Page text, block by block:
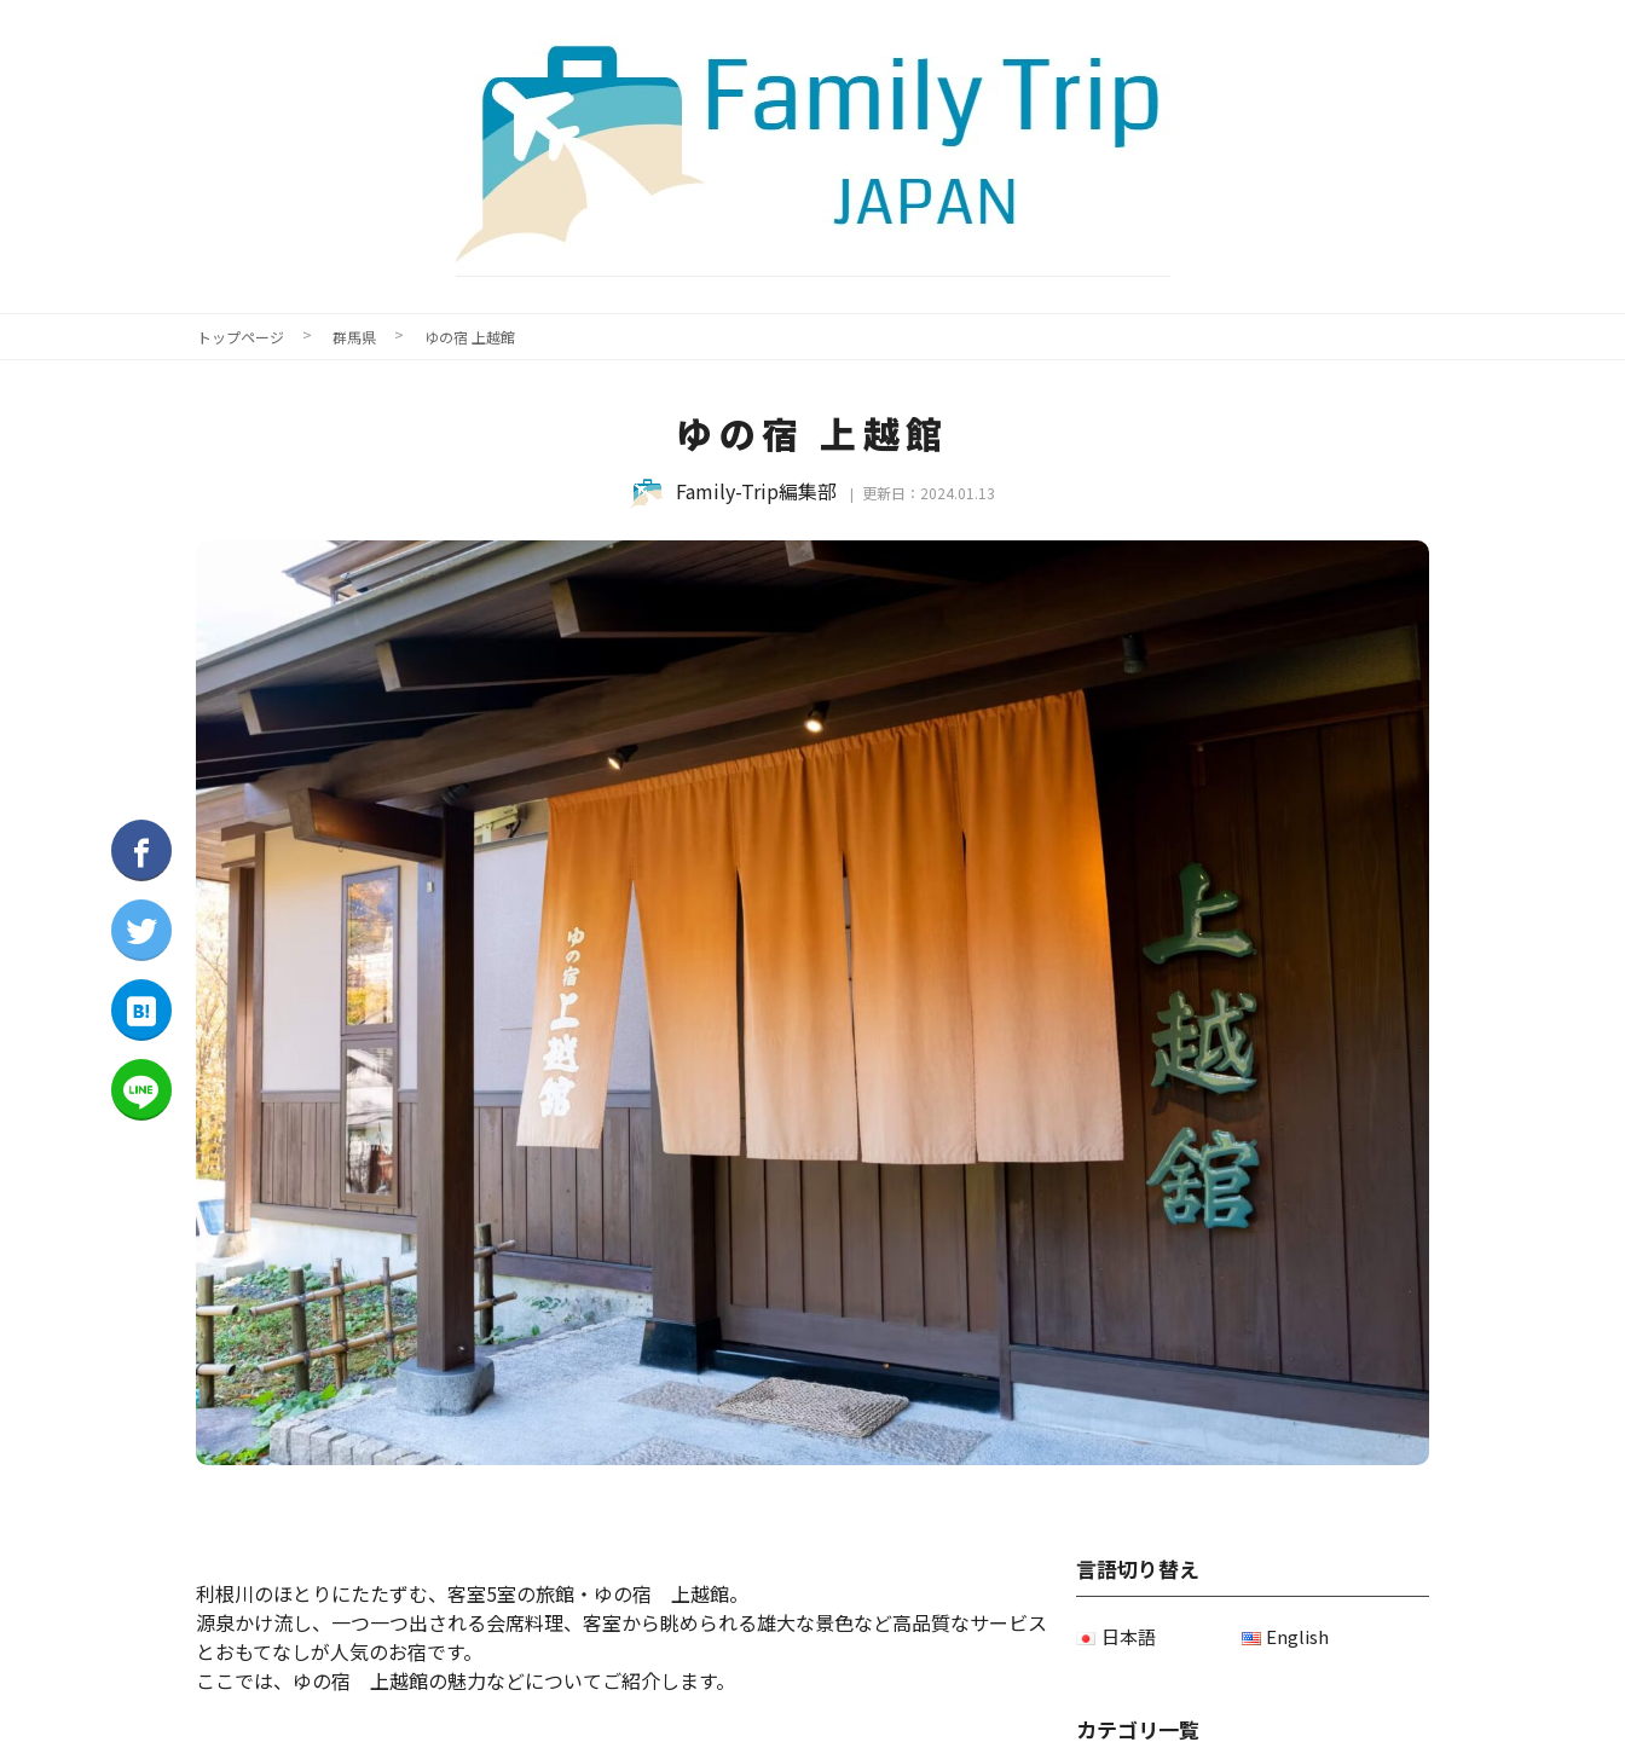
トップページ 群馬県 ゆの宿 上越館
ゆの宿 上越館
Family-Trip編集部 更新日：2024.01.13
利根川のほとりにたたずむ、客室5室の旅館・ゆの宿 上越館。
源泉かけ流し、一つ一つ出される会席料理、客室から眺められる雄大な景色など高品質なサービス
とおもてなしが人気のお宿です。
ここでは、ゆの宿 上越館の魅力などについてご紹介します。
言語切り替え
日本語 English
カテゴリ一覧